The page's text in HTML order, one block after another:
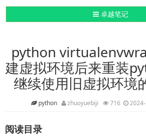
导航切换
卓越笔记
python
建虚拟环境后来重装
继续使用旧虚拟环境
python zhuoyuebiji 716
阅读目录